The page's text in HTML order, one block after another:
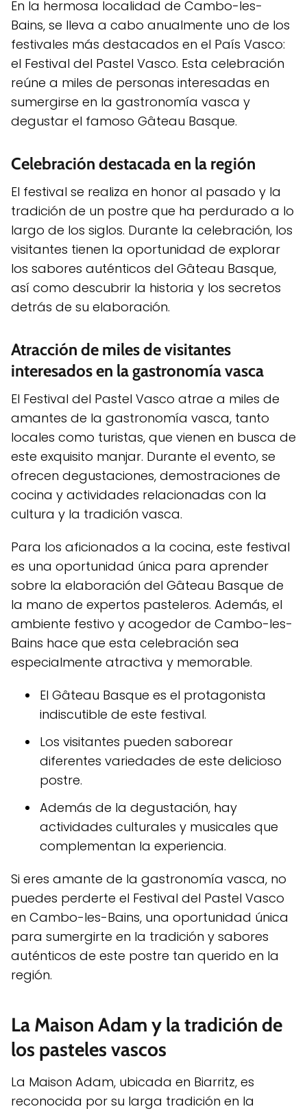
En la hermosa localidad de Cambo-les-
Bains, se lleva a cabo anualmente uno de los
festivales más destacados en el País Vasco:
el Festival del Pastel Vasco. Esta celebración
reúne a miles de personas interesadas en
sumergirse en la gastronomía vasca y
degustar el famoso Gâteau Basque.
Celebración destacada en la región
El festival se realiza en honor al pasado y la
tradición de un postre que ha perdurado a lo
largo de los siglos. Durante la celebración, los
visitantes tienen la oportunidad de explorar
los sabores auténticos del Gâteau Basque,
así como descubrir la historia y los secretos
detrás de su elaboración.
Atracción de miles de visitantes
interesados en la gastronomía vasca
El Festival del Pastel Vasco atrae a miles de
amantes de la gastronomía vasca, tanto
locales como turistas, que vienen en busca de
este exquisito manjar. Durante el evento, se
ofrecen degustaciones, demostraciones de
cocina y actividades relacionadas con la
cultura y la tradición vasca.
Para los aficionados a la cocina, este festival
es una oportunidad única para aprender
sobre la elaboración del Gâteau Basque de
la mano de expertos pasteleros. Además, el
ambiente festivo y acogedor de Cambo-les-
Bains hace que esta celebración sea
especialmente atractiva y memorable.
El Gâteau Basque es el protagonista
indiscutible de este festival.
Los visitantes pueden saborear
diferentes variedades de este delicioso
postre.
Además de la degustación, hay
actividades culturales y musicales que
complementan la experiencia.
Si eres amante de la gastronomía vasca, no
puedes perderte el Festival del Pastel Vasco
en Cambo-les-Bains, una oportunidad única
para sumergirte en la tradición y sabores
auténticos de este postre tan querido en la
región.
La Maison Adam y la tradición de
los pasteles vascos
La Maison Adam, ubicada en Biarritz, es
reconocida por su larga tradición en la